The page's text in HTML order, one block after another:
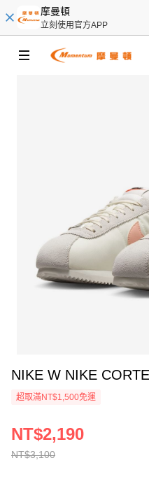
摩曼頓
立刻使用官方APP
NIKE W NIKE
超取滿NT$1,500免運
NT$3,100
NT$2,190